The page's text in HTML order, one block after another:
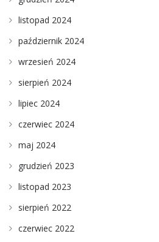
listopad 2024
październik 2024
wrzesień 2024
sierpień 2024
lipiec 2024
czerwiec 2024
maj 2024
grudzień 2023
listopad 2023
sierpień 2022
czerwiec 2022